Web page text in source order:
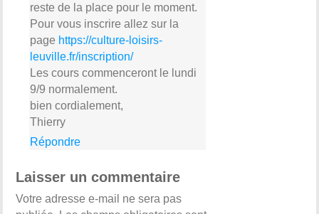
reste de la place pour le moment.
Pour vous inscrire allez sur la
page https://culture-loisirs-
leuville.fr/inscription/
Les cours commenceront le lundi
9/9 normalement.
bien cordialement,
Thierry
Répondre
Laisser un commentaire
Votre adresse e-mail ne sera pas